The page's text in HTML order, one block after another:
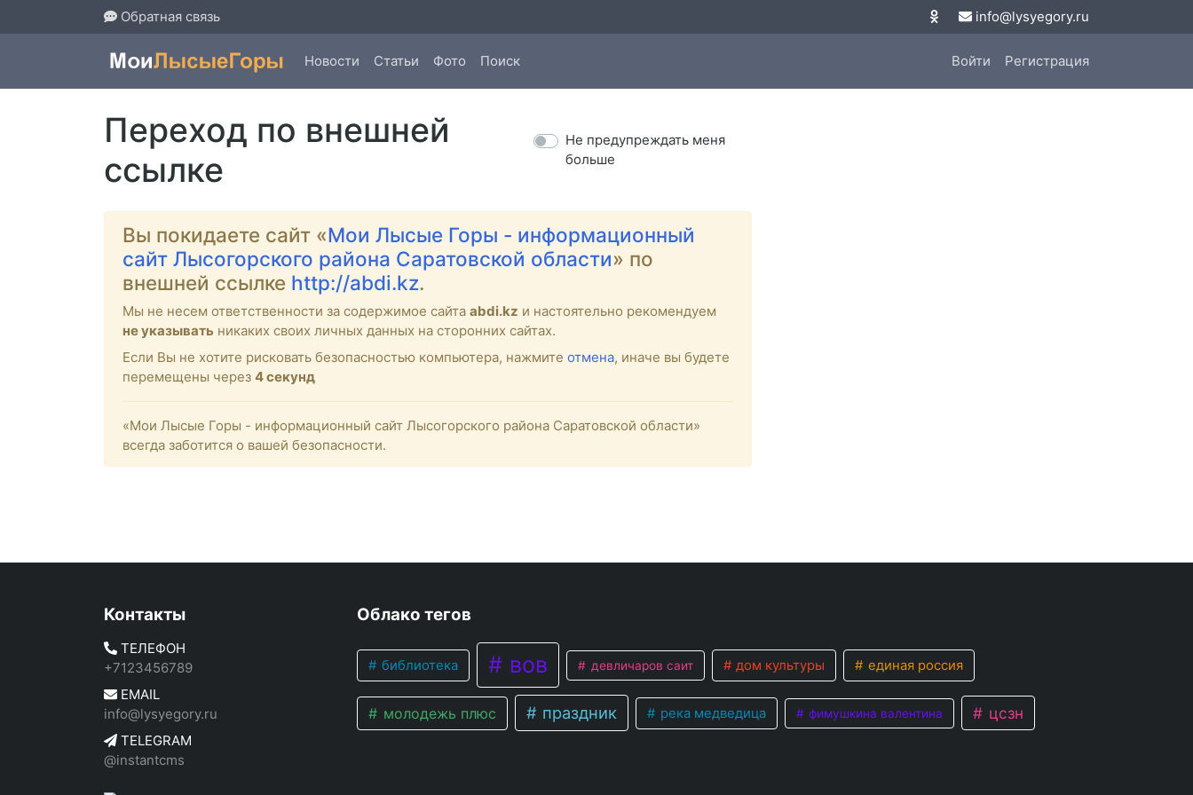
Обратная связь info@lysyegory.ru
Новости Статьи Фото Поиск Войти Регистрация
Переход по внешней
ссылке
Не предупреждать меня
больше
Вы покидаете сайт «Мои Лысые Горы - информационный
сайт Лысогорского района Саратовской области» по
внешней ссылке http://abdi.kz.
Мы не несем ответственности за содержимое сайта abdi.kz и настоятельно рекомендуем
не указывать никаких своих личных данных на сторонних сайтах.
Если Вы не хотите рисковать безопасностью компьютера, нажмите отмена, иначе вы будете
перемещены через 4секунд
«Мои Лысые Горы - информационный сайт Лысогорского района Саратовской области»
всегда заботится о вашей безопасности.
Контакты
ТЕЛЕФОН
+7123456789
EMAIL
info@lysyegory.ru
TELEGRAM
@instantcms
Облако тегов
библиотека вов девличаров саит дом культуры единая россия
молодежь плюс праздник река медведица фимушкина валентина цсзн